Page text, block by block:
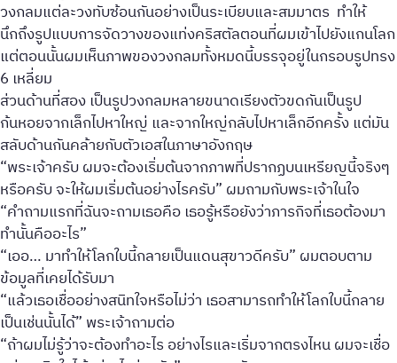
วงกลมแต่ละวงทับซ้อนกันอย่างเป็นระเบียบและสมมาตร ทำให้
นึกถึงรูปแบบการจัดวางของแท่งคริสตัลตอนที่ผมเข้าไปยังแกนโลก
แต่ตอนนั้นผมเห็นภาพของวงกลมทั้งหมดนี้บรรจุอยู่ในกรอบรูปทรง
6 เหลี่ยม
ส่วนด้านที่สอง เป็นรูปวงกลมหลายขนาดเรียงตัวขดกันเป็นรูป
ก้นหอยจากเล็กไปหาใหญ่ และจากใหญ่กลับไปหาเล็กอีกครั้ง แต่มัน
สลับด้านกันคล้ายกับตัวเอสในภาษาอังกฤษ
“พระเจ้าครับ ผมจะต้องเริ่มต้นจากภาพที่ปรากฏบนเหรียญนี้จริงๆ
หรือครับ จะให้ผมเริ่มต้นอย่างไรครับ” ผมถามกับพระเจ้าในใจ
“คำถามแรกที่ฉันจะถามเธอคือ เธอรู้หรือยังว่าภารกิจที่เธอต้องมา
ทำนั้นคืออะไร”
“เออ… มาทำให้โลกใบนี้กลายเป็นแดนสุขาวดีครับ” ผมตอบตาม
ข้อมูลที่เคยได้รับมา
“แล้วเธอเชื่ออย่างสนิทใจหรือไม่ว่า เธอสามารถทำให้โลกใบนี้กลาย
เป็นเช่นนั้นได้” พระเจ้าถามต่อ
“ถ้าผมไม่รู้ว่าจะต้องทำอะไร อย่างไรและเริ่มจากตรงไหน ผมจะเชื่อ